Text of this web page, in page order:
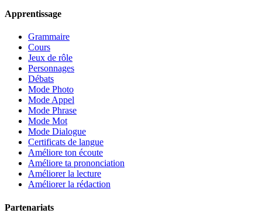
Apprentissage
Grammaire
Cours
Jeux de rôle
Personnages
Débats
Mode Photo
Mode Appel
Mode Phrase
Mode Mot
Mode Dialogue
Certificats de langue
Améliore ton écoute
Améliore ta prononciation
Améliorer la lecture
Améliorer la rédaction
Partenariats